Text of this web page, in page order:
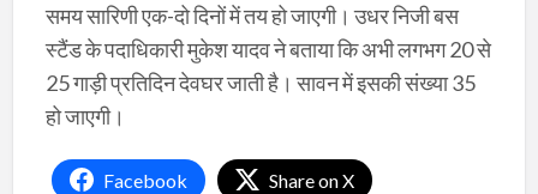
समय सारिणी एक-दो दिनों में तय हो जाएगी। उधर निजी बस
स्टैंड के पदाधिकारी मुकेश यादव ने बताया कि अभी लगभग 20 से
25 गाड़ी प्रतिदिन देवघर जाती है। सावन में इसकी संख्या 35
हो जाएगी।
Facebook Share on X